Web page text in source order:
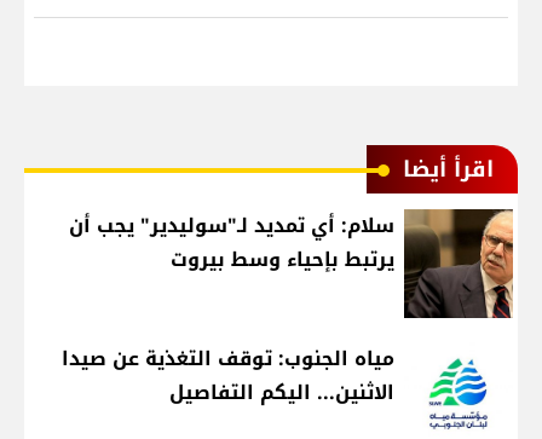
اقرأ أيضا
سلام: أي تمديد لـ"سوليدير" يجب أن
يرتبط بإحياء وسط بيروت
مياه الجنوب: توقف التغذية عن صيدا
الاثنين... اليكم التفاصيل